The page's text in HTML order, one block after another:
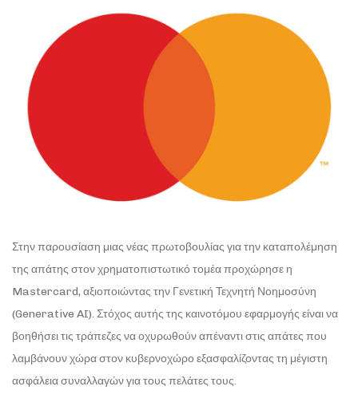
Στην παρουσίαση μιας νέας πρωτοβουλίας για την καταπολέμηση
της απάτης στον χρηματοπιστωτικό τομέα προχώρησε η
Mastercard, αξιοποιώντας την Γενετική Τεχνητή Νοημοσύνη
(Generative AI). Στόχος αυτής της καινοτόμου εφαρμογής είναι να
βοηθήσει τις τράπεζες να οχυρωθούν απέναντι στις απάτες που
λαμβάνουν χώρα στον κυβερνοχώρο εξασφαλίζοντας τη μέγιστη
ασφάλεια συναλλαγών για τους πελάτες τους.